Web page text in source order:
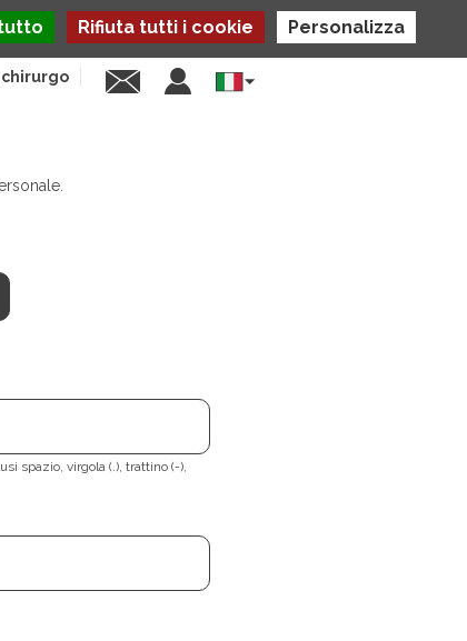
Select
your
spazio, virgola (.), trattino (-),
Rifiuta tutti i cookie Personalizza